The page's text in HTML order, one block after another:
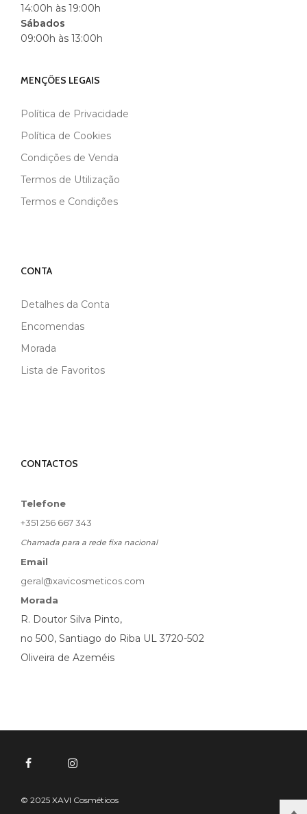
14:00h às 19:00h
Sábados
09:00h às 13:00h
MENÇÕES LEGAIS
Política de Privacidade
Política de Cookies
Condições de Venda
Termos de Utilização
Termos e Condições
CONTA
Detalhes da Conta
Encomendas
Morada
Lista de Favoritos
CONTACTOS
Telefone
+351 256 667 343
Chamada para a rede fixa nacional
Email
geral@xavicosmeticos.com
Morada
R. Doutor Silva Pinto,
no 500, Santiago do Riba UL 3720-502
Oliveira de Azeméis
© 2025 XAVI Cosméticos